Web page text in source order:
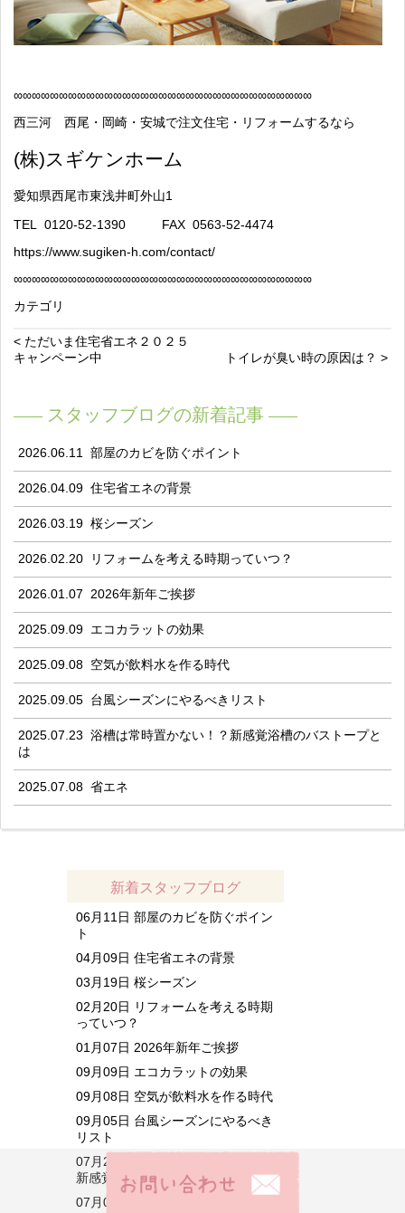
∞∞∞∞∞∞∞∞∞∞∞∞∞∞∞∞∞∞∞∞∞∞∞∞∞∞∞∞∞∞∞∞∞
西三河 西尾・岡崎・安城で注文住宅・リフォームするなら
(株)スギケンホーム
愛知県西尾市東浅井町外山1
TEL
0120-52-1390 FAX 0563-52-4474
https://www.sugiken-h.com/contact/
∞∞∞∞∞∞∞∞∞∞∞∞∞∞∞∞∞∞∞∞∞∞∞∞∞∞∞∞∞∞∞∞∞
カテゴリ
< ただいま住宅省エネ２０２５
キャンペーン中
トイレが臭い時の原因は？ >
スタッフブログの新着記事
2026.06.11 部屋のカビを防ぐポイント
2026.04.09 住宅省エネの背景
2026.03.19 桜シーズン
2026.02.20 リフォームを考える時期っていつ？
2026.01.07 2026年新年ご挨拶
2025.09.09 エコカラットの効果
2025.09.08 空気が飲料水を作る時代
2025.09.05 台風シーズンにやるべきリスト
2025.07.23 浴槽は常時置かない！？新感覚浴槽のバストープと
は
2025.07.08 省エネ
新着スタッフブログ
06月11日 部屋のカビを防ぐポイン
ト
04月09日 住宅省エネの背景
03月19日 桜シーズン
02月20日 リフォームを考える時期
っていつ？
01月07日 2026年新年ご挨拶
09月09日 エコカラットの効果
09月08日 空気が飲料水を作る時代
09月05日 台風シーズンにやるべき
リスト
07月23日
新感覚浴槽のバストープとは
07月08日